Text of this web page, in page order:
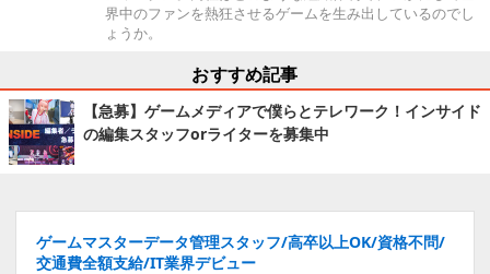
界中のファンを熱狂させるゲームを生み出しているのでし
ょうか。
おすすめ記事
【急募】ゲームメディアで僕らとテレワーク！インサイド
の編集スタッフorライターを募集中
ゲームマスターデータ管理スタッフ/高卒以上OK/資格不問/
交通費全額支給/IT業界デビュー